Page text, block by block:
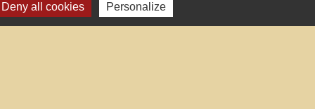
Deny all cookies Personalize